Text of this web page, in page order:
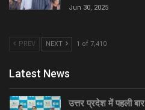
Jun 30, 2025
PREV NEXT 1 of 7,410
Latest News
उत्तर प्रदेश में पहली